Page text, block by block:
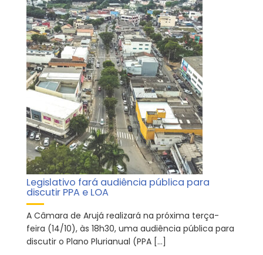
Legislativo fará audiência pública para
discutir PPA e LOA
A Câmara de Arujá realizará na próxima terça-
feira (14/10), às 18h30, uma audiência pública para
discutir o Plano Plurianual (PPA […]